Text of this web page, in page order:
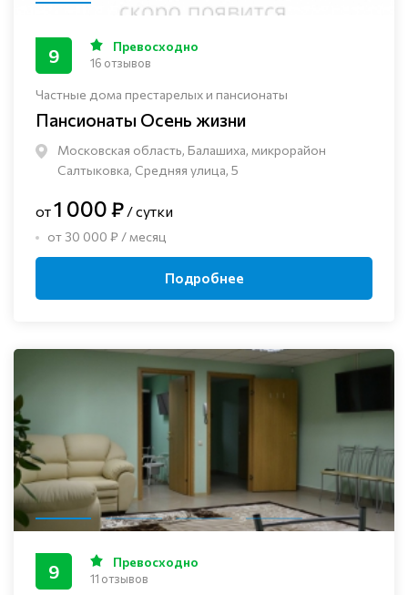
Частные дома престарелых и пансионаты
Пансионаты Осень жизни
Московская область, Балашиха, микрорайон
Салтыковка, Средняя улица, 5
9 Превосходно
16 отзывов
от1 000 ₽ / сутки
от 30 000 ₽ / месяц
Подробнее
9 Превосходно
11 отзывов